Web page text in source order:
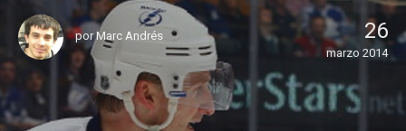
porMarc Andrés 26
marzo 2014